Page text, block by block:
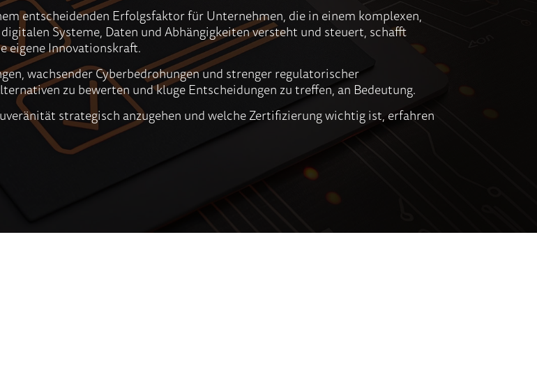
entscheidenden Erfolgsfaktor für Unternehmen, die in einem komplexen,
Systeme, Daten und Abhängigkeiten versteht und steuert, schafft
eigene Innovationskraft.
wachsender Cyberbedrohungen und strenger regulatorischer
zu bewerten und kluge Entscheidungen zu treffen, an Bedeutung.
strategisch anzugehen und welche Zertifizierung wichtig ist, erfahren